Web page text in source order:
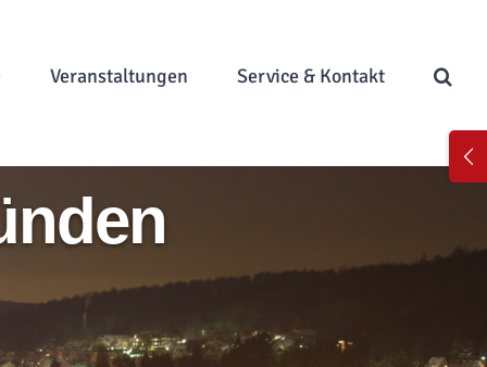
Veranstaltungen Service & Kontakt
Area